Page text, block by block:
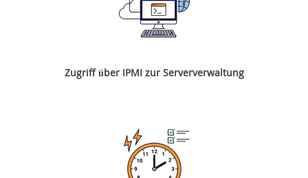
Zugriff über IPMI zur Serververwaltung